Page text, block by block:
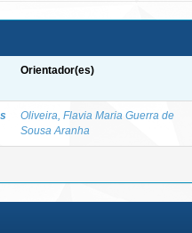
Orientador(es)
Oliveira, Flavia Maria Guerra de
Sousa Aranha